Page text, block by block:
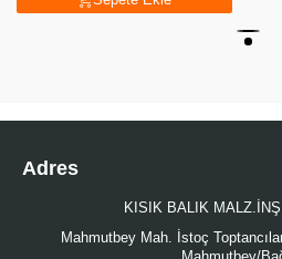
Adres
KISIK BALIK
Mahmutbey Mah. İstoç